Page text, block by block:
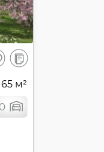
В
сравнение
65 м²
0